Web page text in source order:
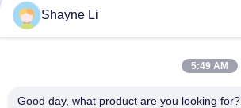
Shayne Li
5:49 AM
Good day, what product are you looking for?